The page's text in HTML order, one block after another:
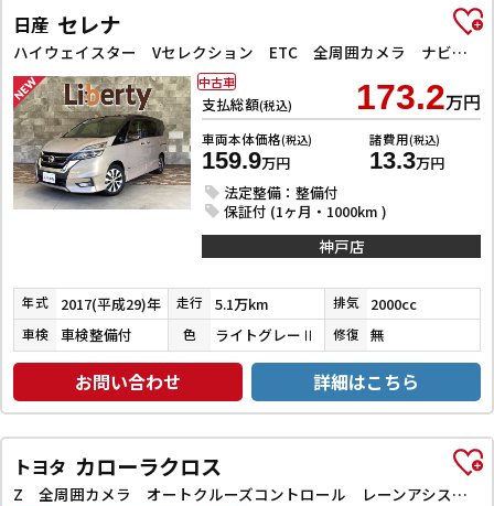
日産 セレナ
ハイウェイスター Vセレクション ETC 全周囲カメラ ナビ TV クリアランスソナー オートクルーズコントロール パークアシスト 衝突被害軽減システム 両側電動スライドドア オートライト LEDヘッドランプ スマートキー
支払総額(税込) 173.2万円
車両本体価格(税込)
159.9万円
諸費用(税込)
13.3万円
法定整備：整備付
保証付 (1ヶ月・1000km )
中古車
神戸店
年式 2017(平成29)年 走行 5.1万km 排気 2000cc
車検 車検整備付 色 ライトグレーⅡ 修復 無
お問い合わせ 詳細はこちら
トヨタ カローラクロス
Z 全周囲カメラ オートクルーズコントロール レーンアシスト パワーシート 衝突被害軽減システム ナビ TV オートマチックハイビーム オートライト LEDヘッドランプ ヘッドライトウォッシャー